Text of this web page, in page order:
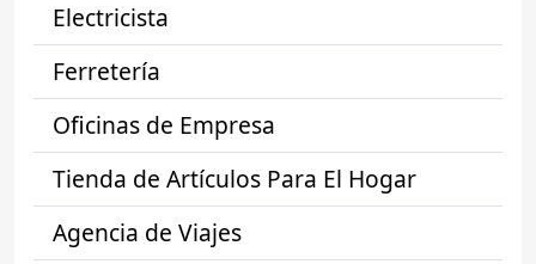
Electricista
Ferretería
Oficinas de Empresa
Tienda de Artículos Para El Hogar
Agencia de Viajes